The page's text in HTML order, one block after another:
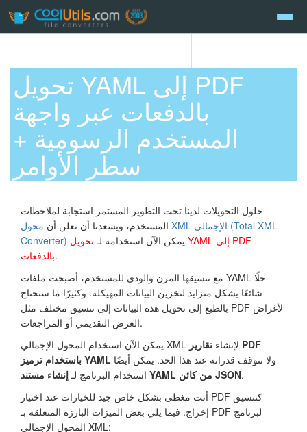
تحويل YAML إلى PDF
بالدفعات عبر واجهة
المستخدم الرسومية +
سطر الأوامر
حلول التحويلات لدينا تحت التطوير المستمر استجابة لملاحظات
المستخدم، ويسعدنا أن نعلن أن محول XML الإجمالي (Total XML
Converter)
يمكن الآن استخدامه لـ تحويل YAML إلى PDF
بالدفعات.
مع تنسيقها المرن والودي للمستخدم، أصبحت ملفات YAML حلًا
شائعًا بشكل متزايد لتخزين البيانات المهيكلة. وكثيرًا ما ستحتاج
بالطبع إلى تحويل هذه البيانات إلى تنسيق مختلف مثل PDF لأغراض
العرض التقديمي أو المراجعات.
يمكن الآن استخدام المحول الإجمالي XML لإنشاء تقارير PDF
باستخدام ترميز YAML
استخدام البرنامج لـ
إنشاء مستند YAML من كائن JSON.
أنت مغطى بشكل خاص جيد للخيارات عند اختيار PDF كتنسيق
إخراج. فيما يلي بعض الميزات البارزة المتعلقة بـ PDF لبرنامج
المحول الإجمالي XML: